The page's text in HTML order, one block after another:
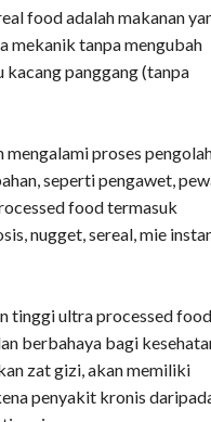
food adalah makanan
mekanik tanpa mengubah
kacang panggang (tanpa
proses
seperti pengawet,
food termasuk
nugget, sereal, mie
tinggi ultra processed food
berbahaya bagi
zat gizi, akan memiliki
penyakit kronis